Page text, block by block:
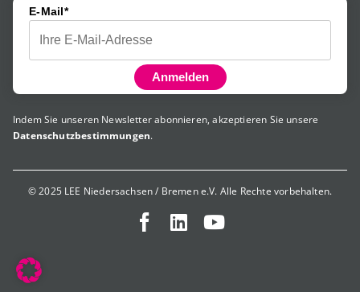
E-Mail*
Anmelden
Indem Sie unseren Newsletter abonnieren, akzeptieren Sie unsere
Datenschutzbestimmungen.
© 2025 LEE Niedersachsen / Bremen e.V. Alle Rechte vorbehalten.